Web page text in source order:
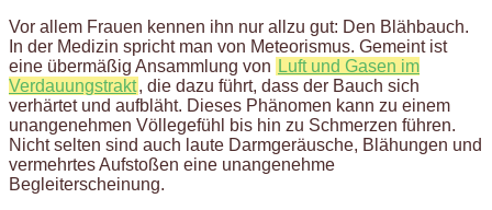
Vor allem Frauen kennen ihn nur allzu gut: Den Blähbauch.
In der Medizin spricht man von Meteorismus. Gemeint ist
eine übermäßig Ansammlung von Luft und Gasen im
Verdauungstrakt, die dazu führt, dass der Bauch sich
verhärtet und aufbläht. Dieses Phänomen kann zu einem
unangenehmen Völlegefühl bis hin zu Schmerzen führen.
Nicht selten sind auch laute Darmgeräusche, Blähungen und
vermehrtes Aufstoßen eine unangenehme
Begleiterscheinung.